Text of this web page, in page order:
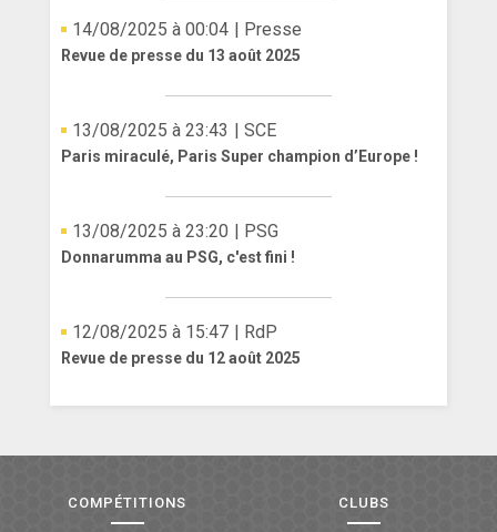
14/08/2025 à 00:04 | Presse
Revue de presse du 13 août 2025
13/08/2025 à 23:43 | SCE
Paris miraculé, Paris Super champion d’Europe !
13/08/2025 à 23:20 | PSG
Donnarumma au PSG, c'est fini !
12/08/2025 à 15:47 | RdP
Revue de presse du 12 août 2025
COMPÉTITIONS CLUBS